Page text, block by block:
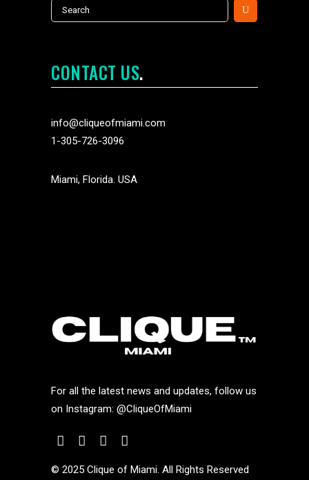
Search
for:
CONTACT US
info@cliqueofmiami.com
1-305-726-3096
Miami, Florida. USA
For all the latest news and updates, follow us
on Instagram: @CliqueOfMiami
© 2025 Clique of Miami. All Rights Reserved